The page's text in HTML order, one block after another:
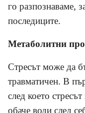
го разпознаваме,
последиците.
Метаболитни
Стресът може да
травматичен. В
след което
обаче води след